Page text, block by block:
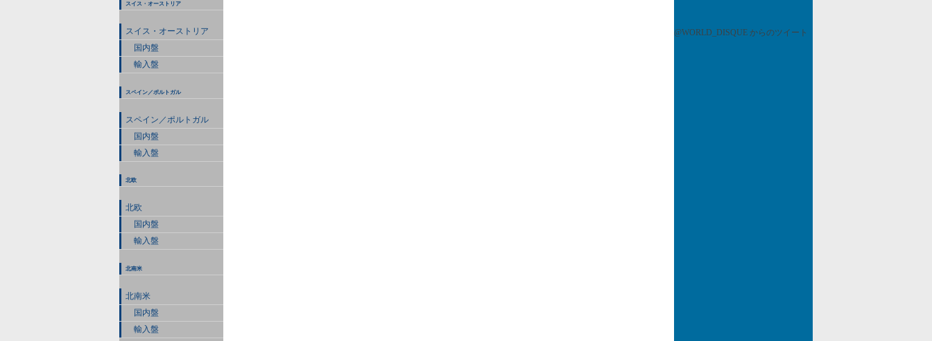
スイス・オーストリア
スイス・オーストリア
国内盤
輸入盤
スペイン／ポルトガル
スペイン／ポルトガル
国内盤
輸入盤
北欧
北欧
国内盤
輸入盤
北南米
北南米
国内盤
輸入盤
@WORLD_DISQUE からのツイート